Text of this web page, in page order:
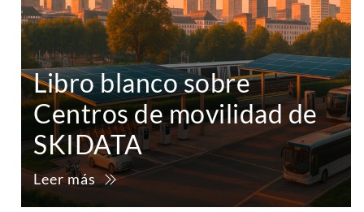
Libro blanco sobre
Centros de movilidad de
SKIDATA
Leer más